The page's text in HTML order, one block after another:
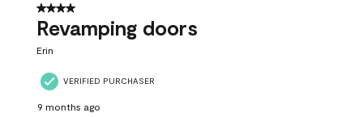
4 out of 5 stars.
Revamping doors
Erin
VERIFIED PURCHASER
9 months ago